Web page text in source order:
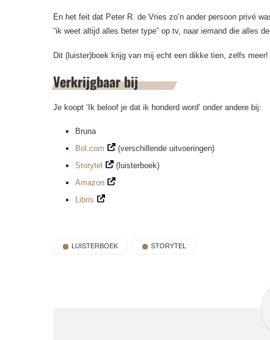
En het feit dat Peter R. de Vries zo’n ander persoon privé
“ik weet altijd alles beter type” op tv, naar iemand die alles
Dit (luister)boek krijg van mij echt een dikke tien, zelfs meer!
Verkrijgbaar bij
Je koopt ‘Ik beloof je dat ik honderd word’ onder andere bij:
Bruna
Bol.com
(verschillende uitvoeringen)
Storytel
(luisterboek)
Amazon
Libris
LUISTERBOEK STORYTEL